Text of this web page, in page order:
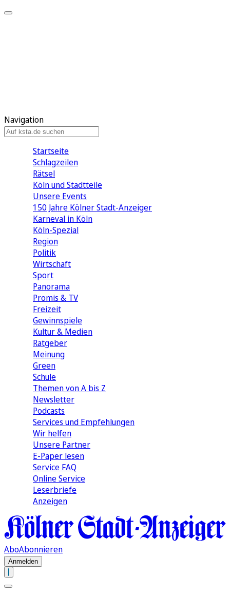
Navigation
Startseite
Schlagzeilen
Rätsel
Köln und Stadtteile
Unsere Events
150 Jahre Kölner Stadt-Anzeiger
Karneval in Köln
Köln-Spezial
Region
Politik
Wirtschaft
Sport
Panorama
Promis & TV
Freizeit
Gewinnspiele
Kultur & Medien
Ratgeber
Meinung
Green
Schule
Themen von A bis Z
Newsletter
Podcasts
Services und Empfehlungen
Wir helfen
Unsere Partner
E-Paper lesen
Service FAQ
Online Service
Leserbriefe
Anzeigen
AboAbonnieren
Anmelden